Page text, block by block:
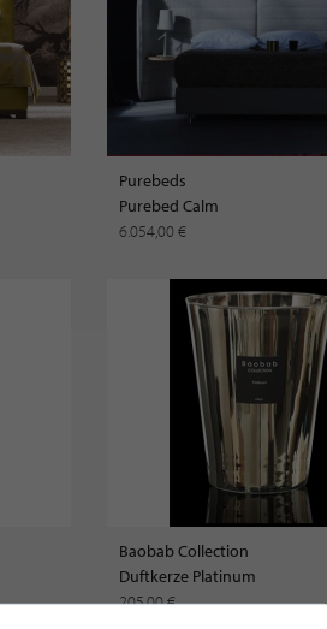
Purebeds
Purebed Calm
6.054,00 €
Baobab Collection
Duftkerze Platinum
205,00 €